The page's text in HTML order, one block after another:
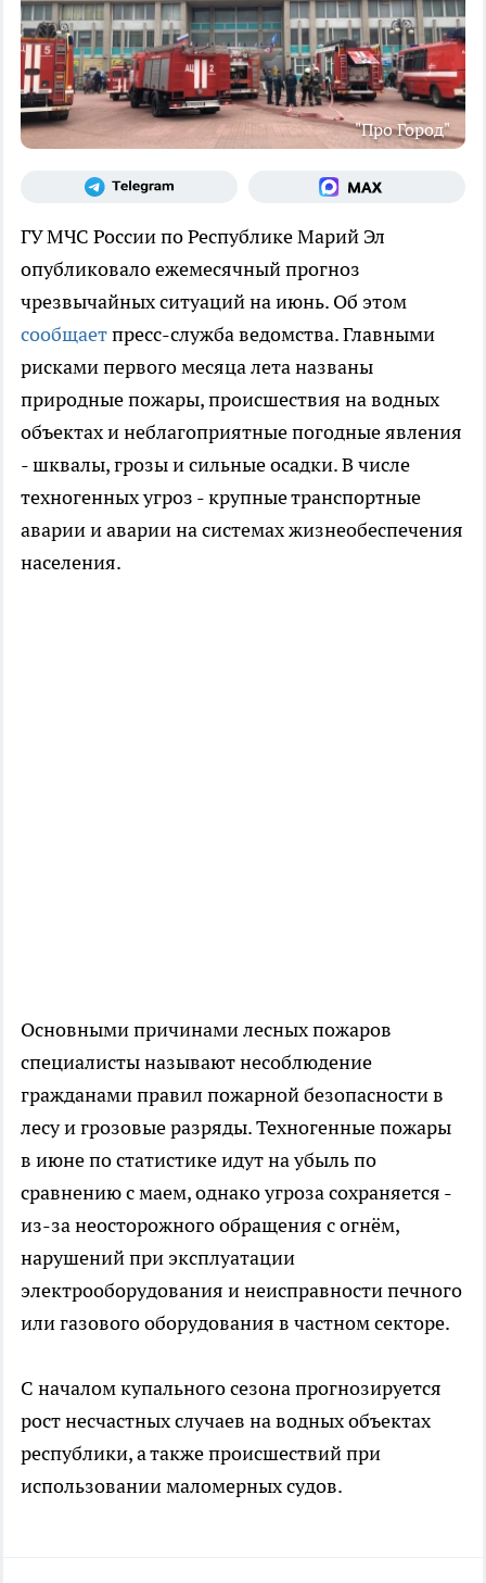
"Про Город"
ГУ МЧС России по Республике Марий Эл
опубликовало ежемесячный прогноз
чрезвычайных ситуаций на июнь. Об этом
сообщаетпресс-служба ведомства. Главными
рисками первого месяца лета названы
природные пожары, происшествия на водных
объектах и неблагоприятные погодные явления
- шквалы, грозы и сильные осадки. В числе
техногенных угроз - крупные транспортные
аварии и аварии на системах жизнеобеспечения
населения.
Основными причинами лесных пожаров
специалисты называют несоблюдение
гражданами правил пожарной безопасности в
лесу и грозовые разряды. Техногенные пожары
в июне по статистике идут на убыль по
сравнению с маем, однако угроза сохраняется -
из-за неосторожного обращения с огнём,
нарушений при эксплуатации
электрооборудования и неисправности печного
или газового оборудования в частном секторе.
С началом купального сезона прогнозируется
рост несчастных случаев на водных объектах
республики, а также происшествий при
использовании маломерных судов.